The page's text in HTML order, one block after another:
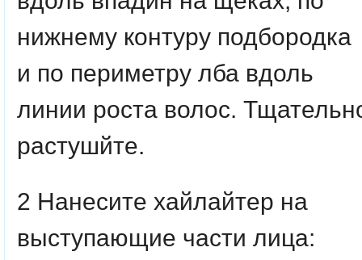
нижнему контуру подбородка
и по периметру лба вдоль
линии роста волос.
растушйте.
2 Нанесите хайлайтер на
выступающие части лица: